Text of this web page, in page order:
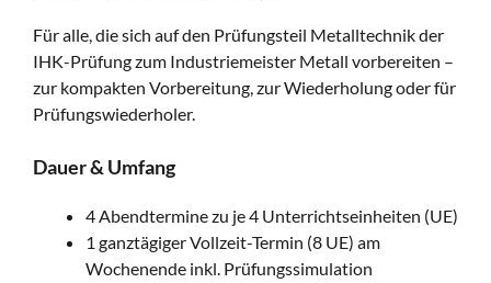
Für alle, die sich auf den Prüfungsteil Metalltechnik der
IHK-Prüfung zum Industriemeister Metall vorbereiten –
zur kompakten Vorbereitung, zur Wiederholung oder für
Prüfungswiederholer.
Dauer & Umfang
4 Abendtermine zu je 4 Unterrichtseinheiten (UE)
1 ganztägiger Vollzeit-Termin (8 UE) am
Wochenende inkl. Prüfungssimulation